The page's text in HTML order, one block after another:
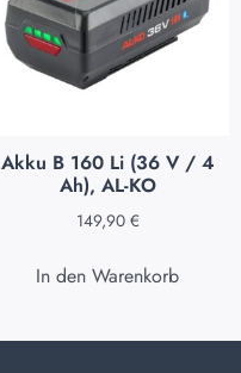
Akku B 160 Li (36 V / 4
Ah), AL-KO
149,90 €
In den Warenkorb